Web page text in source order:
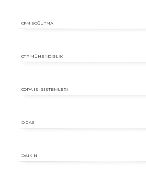
CFM SOĞUTMA
COPA ISI SISTEMLERI
CTP MÜHENDISLIK
DAIKIN
D GAS